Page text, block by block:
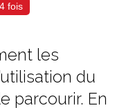
fois
les
du
parcourir. En